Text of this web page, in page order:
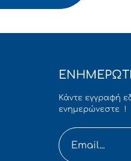
Κάντε εγγραφή
ενημερώνεστε !